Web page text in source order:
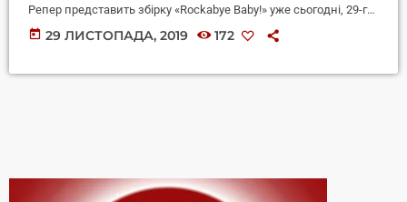
Репер представить збірку «Rockabye Baby!» уже сьогодні, 29-го
листопада, з нагоди Дня звукозапису. В альбомі знайдеться
місце новим варіантам таких шлягерів, як «Drop It Like It’s Hot»,
today 29 ЛИСТОПАДА, 2019 172